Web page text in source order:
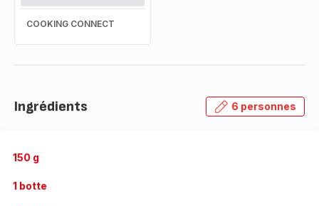
COOKING CONNECT
Ingrédients 6 personnes
150 g
1 botte